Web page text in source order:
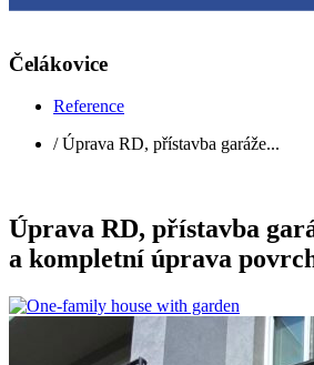
Čelákovice
Reference
/ Úprava RD, přístavba garáže...
Úprava RD, přístavba
a kompletní úprava